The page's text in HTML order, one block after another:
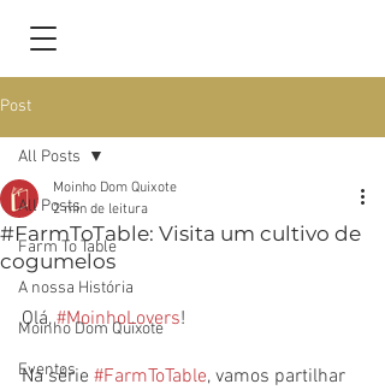
Post
All Posts
Farm To Table
A nossa História
Moinho Dom Quixote
Eventos
All Posts
#FarmToTable: Visita um cultivo de
cogumelos
Moinho Dom Quixote
2 min de leitura
Olá, #MoinhoLovers!
Na série #FarmToTable, vamos partilhar